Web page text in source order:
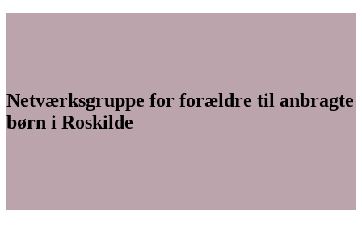
Netværksgruppe for forældre til anbragte
børn i Roskilde